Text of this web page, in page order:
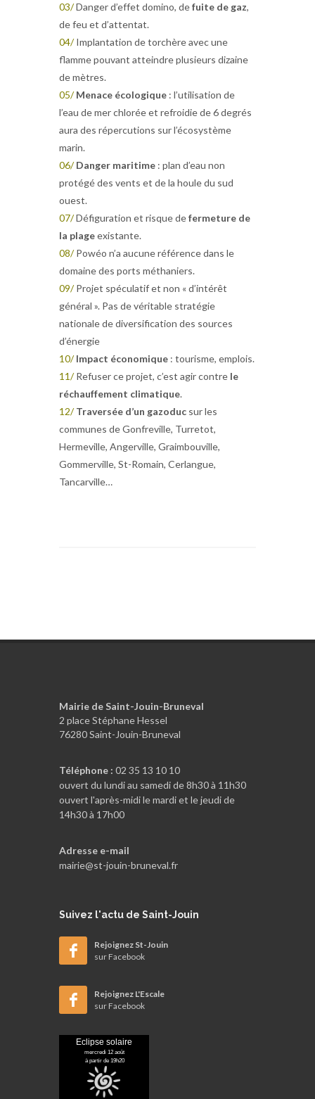
03/Danger d’effet domino, defuite de gaz,
de feu et d’attentat.
04/Implantation de torchère avec une
flamme pouvant atteindre plusieurs dizaine
de mètres.
05/ Menace écologique : l’utilisation de
l’eau de mer chlorée et refroidie de 6 degrés
aura des répercutions sur l’écosystème
marin.
06/ Danger maritime : plan d’eau non
protégé des vents et de la houle du sud
ouest.
07/Défiguration et risque defermeture de
la plageexistante.
08/Powéo n’a aucune référence dans le
domaine des ports méthaniers.
09/Projet spéculatif et non « d’intérêt
général ». Pas de véritable stratégie
nationale de diversification des sources
d’énergie
10/Impact économique : tourisme, emplois.
11/Refuser ce projet, c’est agir contre le
réchauffement climatique.
12/ Traversée d’un gazoduc sur les
communes de Gonfreville, Turretot,
Hermeville, Angerville, Graimbouville,
Gommerville, St-Romain, Cerlangue,
Tancarville…
Mairie de Saint-Jouin-Bruneval
2 place Stéphane Hessel
76280 Saint-Jouin-Bruneval
Téléphone : 02 35 13 10 10
ouvert du lundi au samedi de 8h30 à 11h30
ouvert l'après-midi le mardi et le jeudi de
14h30 à 17h00
Adresse e-mail
mairie@st-jouin-bruneval.fr
Suivez l'actu de Saint-Jouin
Rejoignez St-Jouin
sur Facebook
Rejoignez L'Escale
sur Facebook